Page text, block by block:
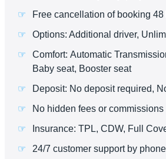
Free cancellation of booking
Options: Additional driver,
Comfort: Automatic
Baby seat, Booster seat
Deposit: No deposit required,
No hidden fees or commissions
Insurance: TPL, CDW, Full
24/7 customer support by